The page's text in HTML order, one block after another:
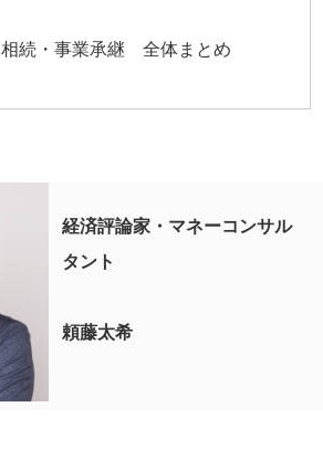
相続・事業承継 全体まとめ
経済評論家・マネーコンサル
タント
頼藤太希